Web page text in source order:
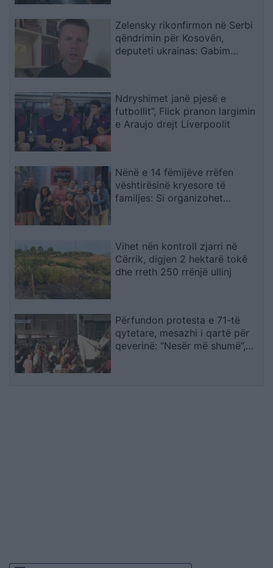
Zelensky rikonfirmon në Serbi
qëndrimin për Kosovën,
deputeti ukrainas: Gabim
Ndryshimet janë pjesë e
futbollit”, Flick pranon largimin
e Araujo drejt Liverpoolit
Nënë e 14 fëmijëve rrëfen
vështirësinë kryesore të
familjes: Si organizohet
Vihet nën kontroll zjarri në
Cërrik, digjen 2 hektarë tokë
dhe rreth 250 rrënjë ullinj
Përfundon protesta e 71-të
qytetare, mesazhi i qartë për
qeverinë: “Nesër më shumë”,